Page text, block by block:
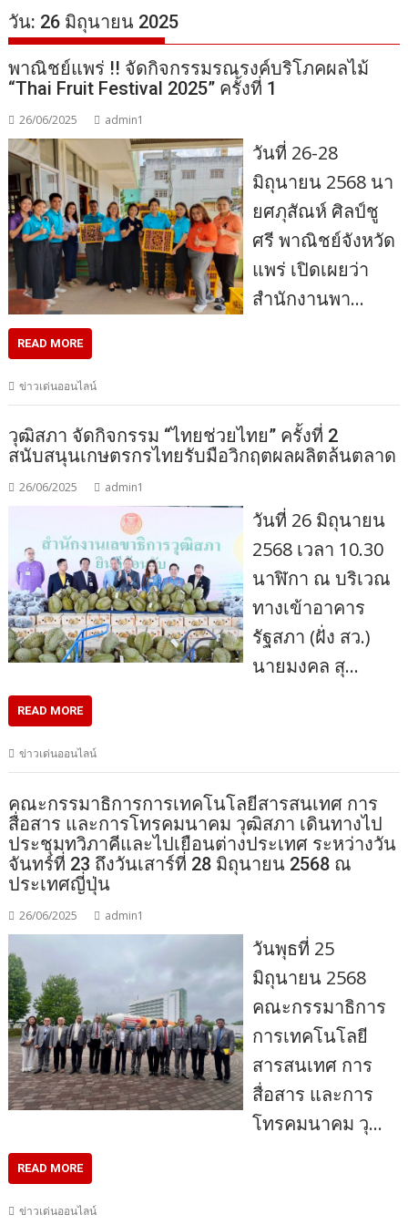
วัน: 26 มิถุนายน 2025
พาณิชย์แพร่ !! จัดกิจกรรมรณรงค์บริโภคผลไม้
“Thai Fruit Festival 2025” ครั้งที่ 1
26/06/2025 admin1
วันที่ 26-28
มิถุนายน 2568 นา
ยศภุสัณห์ ศิลป์ชู
ศรี พาณิชย์จังหวัด
แพร่ เปิดเผยว่า
สำนักงานพา…
READ MORE
ข่าวเด่นออนไลน์
วุฒิสภา จัดกิจกรรม “ไทยช่วยไทย” ครั้งที่ 2
สนับสนุนเกษตรกรไทยรับมือวิกฤตผลผลิตล้นตลาด
26/06/2025 admin1
วันที่ 26 มิถุนายน
2568 เวลา 10.30
นาฬิกา ณ บริเวณ
ทางเข้าอาคาร
รัฐสภา (ฝั่ง สว.)
นายมงคล สุ…
READ MORE
ข่าวเด่นออนไลน์
คณะกรรมาธิการการเทคโนโลยีสารสนเทศ การ
สื่อสาร และการโทรคมนาคม วุฒิสภา เดินทางไป
ประชุมทวิภาคีและไปเยือนต่างประเทศ ระหว่างวัน
จันทร์ที่ 23 ถึงวันเสาร์ที่ 28 มิถุนายน 2568 ณ
ประเทศญี่ปุ่น
26/06/2025 admin1
วันพุธที่ 25
มิถุนายน 2568
คณะกรรมาธิการ
การเทคโนโลยี
สารสนเทศ การ
สื่อสาร และการ
โทรคมนาคม วุ…
READ MORE
ข่าวเด่นออนไลน์